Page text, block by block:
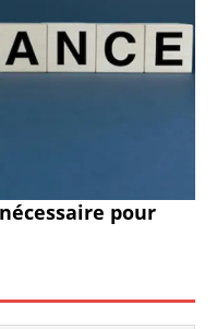
pour